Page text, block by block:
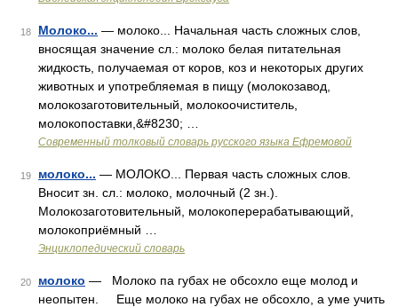
18 Молоко... — молоко... Начальная часть сложных слов,
вносящая значение сл.: молоко белая питательная
жидкость, получаемая от коров, коз и некоторых других
животных и употребляемая в пищу (молокозавод,
молокозаготовительный, молокоочиститель,
молокопоставки,&#8230; …
Современный толковый словарь русского языка Ефремовой
19 молоко... — МОЛОКО... Первая часть сложных слов.
Вносит зн. сл.: молоко, молочный (2 зн.).
Молокозаготовительный, молокоперерабатывающий,
молокоприёмный …
Энциклопедический словарь
20 молоко — Молоко па губах не обсохло еще молод и
неопытен. Еще молоко на губах не обсохло, а уме учить